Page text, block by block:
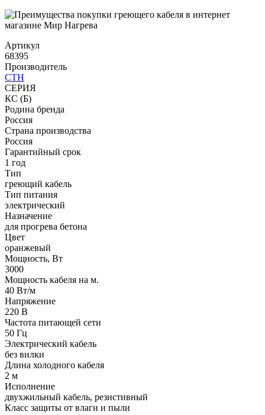
Артикул
68395
Производитель
СТН
СЕРИЯ
КС (Б)
Родина бренда
Россия
Страна производства
Россия
Гарантийный срок
1 год
Тип
греющий кабель
Тип питания
электрический
Назначение
для прогрева бетона
Цвет
оранжевый
Мощность, Вт
3000
Мощность кабеля на м.
40 Вт/м
Напряжение
220 В
Частота питающей сети
50 Гц
Электрический кабель
без вилки
Длина холодного кабеля
2 м
Исполнение
двухжильный кабель, резистивный
Класс защиты от влаги и пыли